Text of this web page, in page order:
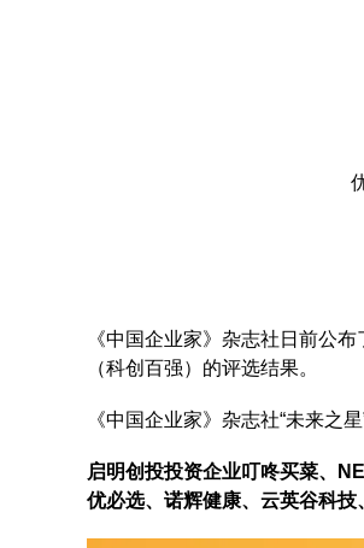
《中国企业家》杂志社日前公
（科创百强）的评选结果。
《中国企业家》杂志社“未来之
启明创投投资企业叮咚买菜、
优必选、诺辉健康、云英谷科技